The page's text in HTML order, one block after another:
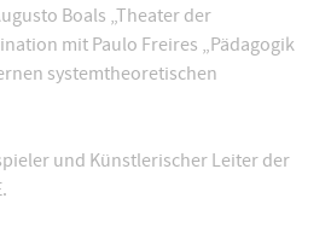
Boals „Theater der
mit Paulo Freires „Pädagogik
systemtheoretischen
und Künstlerischer Leiter der